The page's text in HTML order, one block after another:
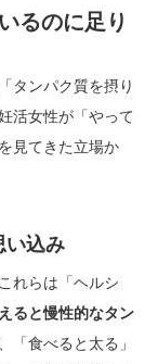
るのに足り
タンパク質を摂り
活女性が「やって
見てきた立場か
い込み
れらは「ヘルシ
ると慢性的なタン
「食べると太る」